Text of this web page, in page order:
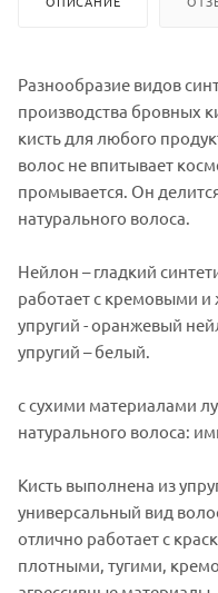
Разнообразие видов
производства бровных
кисть для любого
волос не впитывает
промывается. Он
натурального волоса.
Нейлон – гладкий
работает с кремовыми
упругий - оранжевый
упругий – белый.
с сухими материалами
натурального волоса:
Кисть выполнена из
универсальный вид
отлично работает с
плотными, тугими,